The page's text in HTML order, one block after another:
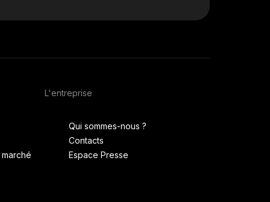
L'entreprise
Qui sommes-nous ?
Contacts
Espace Presse